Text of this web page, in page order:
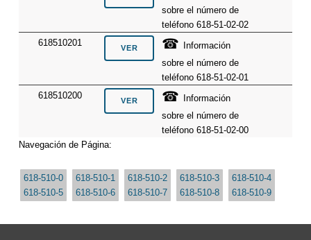
sobre el número de
teléfono 618-51-02-02
618510201
☎
Información
sobre el número de
teléfono 618-51-02-01
618510200
☎
Información
sobre el número de
teléfono 618-51-02-00
Navegación de Página:
618-510-0 618-510-1 618-510-2 618-510-3
618-510-4
618-510-5
618-510-6 618-510-7 618-510-8 618-510-9